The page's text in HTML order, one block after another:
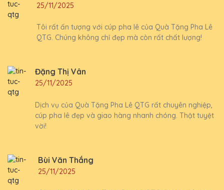
25/11/2025
Tôi rất ấn tượng với cúp pha lê của Quà Tặng Pha Lê
QTG. Chúng không chỉ đẹp mà còn rất chất lượng!
Đặng Thị Vân
25/11/2025
Dịch vụ của Quà Tặng Pha Lê QTG rất chuyên nghiệp,
cúp pha lê đẹp và giao hàng nhanh chóng. Thật tuyệt
vời!
Bùi Văn Thắng
25/11/2025